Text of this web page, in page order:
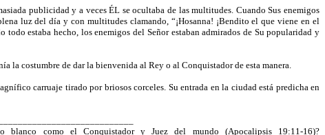
publicidad y a veces ÉL se ocultaba de las multitudes. Cuando Sus enemigos
luz del día y con multitudes clamando, “¡Hosanna! ¡Bendito el que viene en el
estaba hecho, los enemigos del Señor estaban admirados de Su popularidad y
la costumbre de dar la bienvenida al Rey o al Conquistador de esta manera.
carruaje tirado por briosos corceles. Su entrada en la ciudad está predicha en
blanco como el Conquistador y Juez del mundo (Apocalipsis 19:11-16)?